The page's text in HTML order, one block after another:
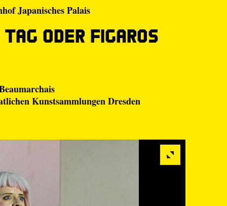
Japanisches Palais
oder Figaros
Kunstsammlungen Dresden